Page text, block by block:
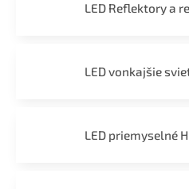
LED Reflektory a
LED vonkajšie
LED priemyselné